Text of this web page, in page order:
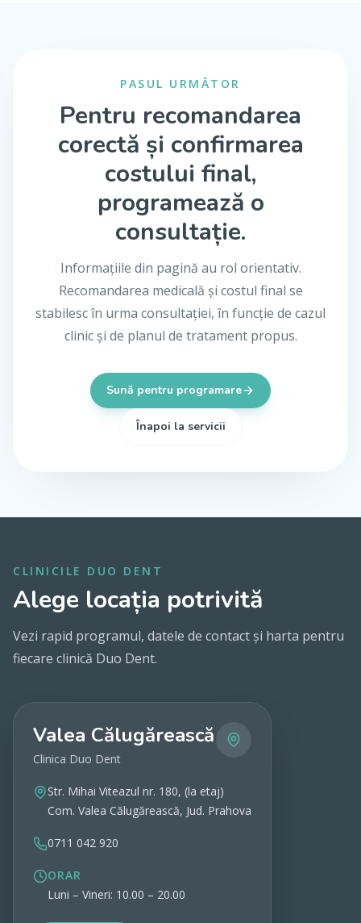
PASUL URMĂTOR
Pentru recomandarea
corectă și confirmarea
costului final,
programează o
consultație.
Informațiile din pagină au rol orientativ.
Recomandarea medicală și costul final se
stabilesc în urma consultației, în funcție de cazul
clinic și de planul de tratament propus.
Sună pentru programare
Înapoi la servicii
CLINICILE DUO DENT
Alege locația potrivită
Vezi rapid programul, datele de contact și harta pentru
fiecare clinică Duo Dent.
Valea Călugărească
Clinica Duo Dent
Str. Mihai Viteazul nr. 180, (la etaj)
Com. Valea Călugărească, Jud. Prahova
0711 042 920
ORAR
Luni – Vineri: 10.00 – 20.00